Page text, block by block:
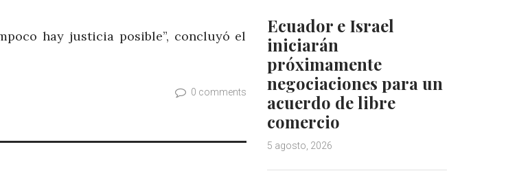
hay justicia posible”, concluyó el
0 comments
Ecuador e Israel
iniciarán
próximamente
negociaciones para un
acuerdo de libre
comercio
5 agosto, 2026